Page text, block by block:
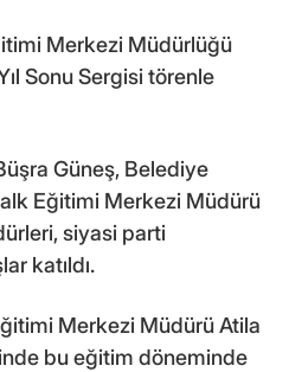
Merkezi Müdürlüğü
Sonu Sergisi törenle
Güneş, Belediye
Eğitimi Merkezi Müdürü
siyasi parti
katıldı.
Merkezi Müdürü Atila
bu eğitim döneminde